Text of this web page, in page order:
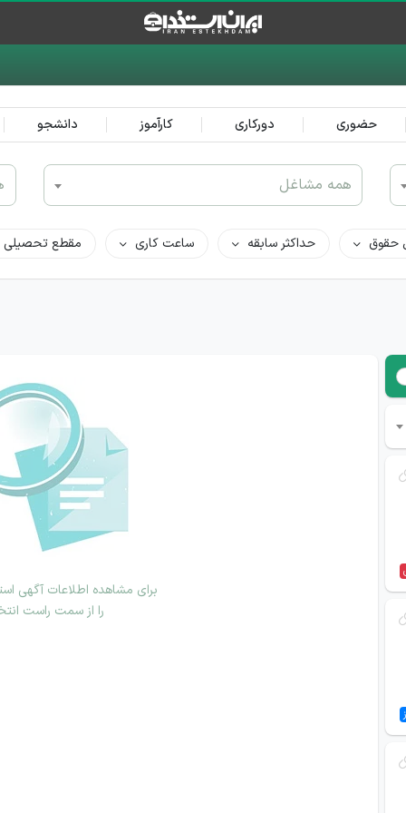
حضوری دورکاری کارآموز دانشجو
همه مشاغل
حقوق حداکثر سابقه ساعت کاری مقطع تحصیلی
برای مشاهده اطلاعات آگهی
را از سمت راست